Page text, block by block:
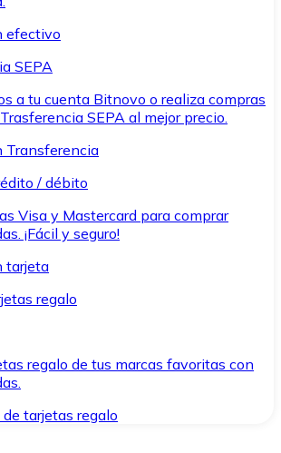
efectivo
SEPA
a tu cuenta Bitnovo o realiza compras
SEPA al mejor precio.
Transferencia
/ débito
Visa y Mastercard para comprar
¡Fácil y seguro!
tarjeta
regalo
regalo de tus marcas favoritas con
tarjetas regalo